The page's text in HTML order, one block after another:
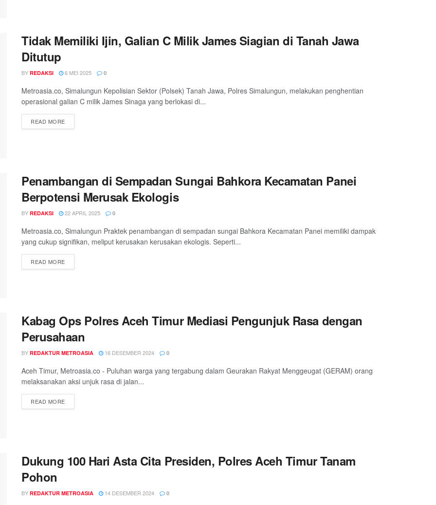
Tidak Memiliki Ijin, Galian C Milik James Siagian di Tanah Jawa
Ditutup
BY REDAKSI 6 MEI 2025 0
Metroasia.co, Simalungun Kepolisian Sektor (Polsek) Tanah Jawa, Polres Simalungun, melakukan penghentian
operasional galian C milik James Sinaga yang berlokasi di...
READ MOREDETAILS
Penambangan di Sempadan Sungai Bahkora Kecamatan Panei
Berpotensi Merusak Ekologis
BY REDAKSI 22 APRIL 2025 0
Metroasia.co, Simalungun Praktek penambangan di sempadan sungai Bahkora Kecamatan Panei memiliki dampak
yang cukup signifikan, meliput kerusakan kerusakan ekologis. Seperti...
READ MOREDETAILS
Kabag Ops Polres Aceh Timur Mediasi Pengunjuk Rasa dengan
Perusahaan
BY REDAKTUR METROASIA 16 DESEMBER 2024 0
Aceh Timur, Metroasia.co - Puluhan warga yang tergabung dalam Geurakan Rakyat Menggeugat (GERAM) orang
melaksanakan aksi unjuk rasa di jalan...
READ MOREDETAILS
Dukung 100 Hari Asta Cita Presiden, Polres Aceh Timur Tanam
Pohon
BY REDAKTUR METROASIA 14 DESEMBER 2024 0